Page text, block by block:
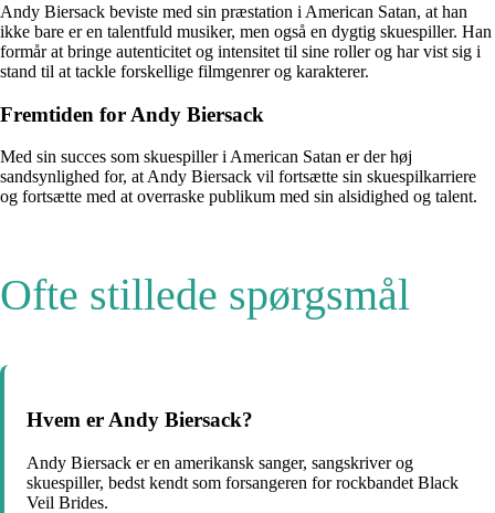
Andy Biersack beviste med sin præstation i American Satan, at han
ikke bare er en talentfuld musiker, men også en dygtig skuespiller. Han
formår at bringe autenticitet og intensitet til sine roller og har vist sig i
stand til at tackle forskellige filmgenrer og karakterer.
Fremtiden for Andy Biersack
Med sin succes som skuespiller i American Satan er der høj
sandsynlighed for, at Andy Biersack vil fortsætte sin skuespilkarriere
og fortsætte med at overraske publikum med sin alsidighed og talent.
Ofte stillede spørgsmål
Hvem er Andy Biersack?
Andy Biersack er en amerikansk sanger, sangskriver og
skuespiller, bedst kendt som forsangeren for rockbandet Black
Veil Brides.